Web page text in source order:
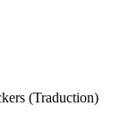
(Traduction)